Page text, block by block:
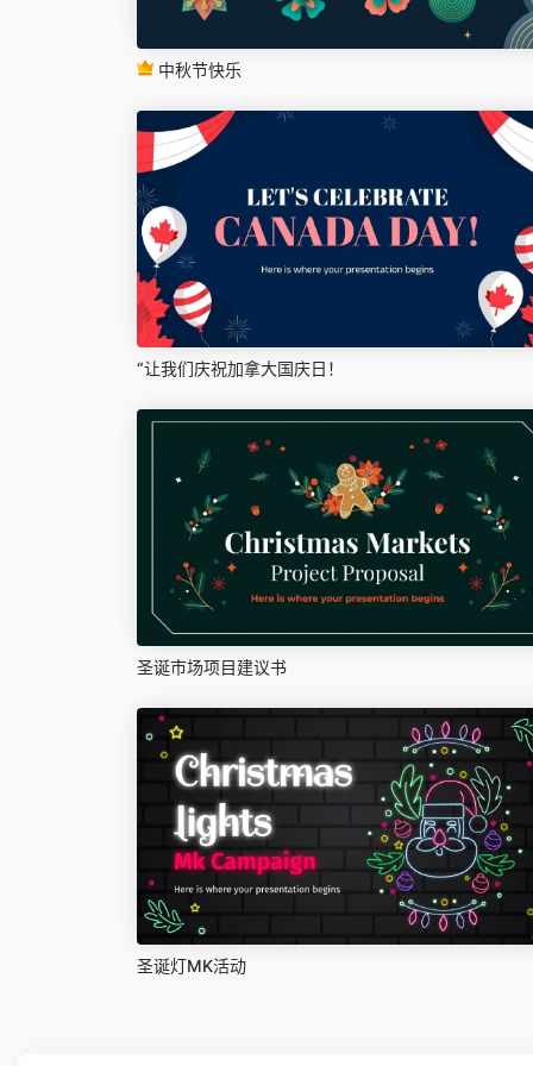
中秋节快乐
“让我们庆祝加拿大国庆日！
圣诞市场项目建议书
圣诞灯MK活动